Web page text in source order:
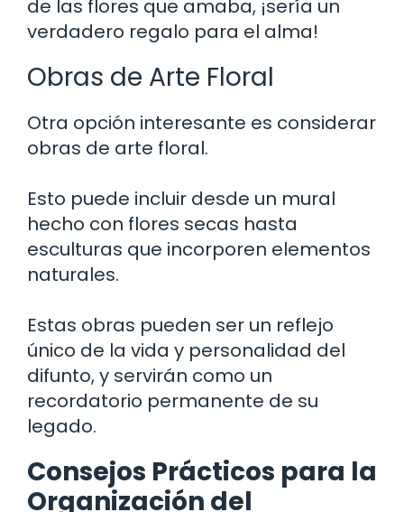
de las flores que amaba, ¡sería un
verdadero regalo para el alma!
Obras de Arte Floral
Otra opción interesante es considerar
obras de arte floral.
Esto puede incluir desde un mural
hecho con flores secas hasta
esculturas que incorporen elementos
naturales.
Estas obras pueden ser un reflejo
único de la vida y personalidad del
difunto, y servirán como un
recordatorio permanente de su
legado.
Consejos Prácticos para la
Organización del